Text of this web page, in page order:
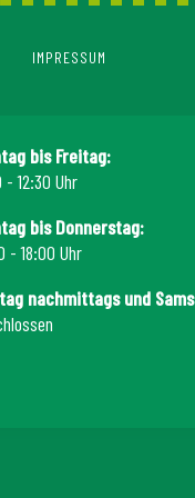
IMPRESSUM
bis Freitag:
12:30 Uhr
bis Donnerstag:
- 18:00 Uhr
nachmittags und